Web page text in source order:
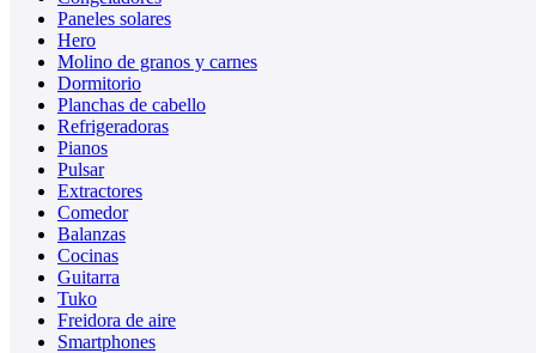
Paneles solares
Hero
Molino de granos y carnes
Dormitorio
Planchas de cabello
Refrigeradoras
Pianos
Pulsar
Extractores
Comedor
Balanzas
Cocinas
Guitarra
Tuko
Freidora de aire
Smartphones